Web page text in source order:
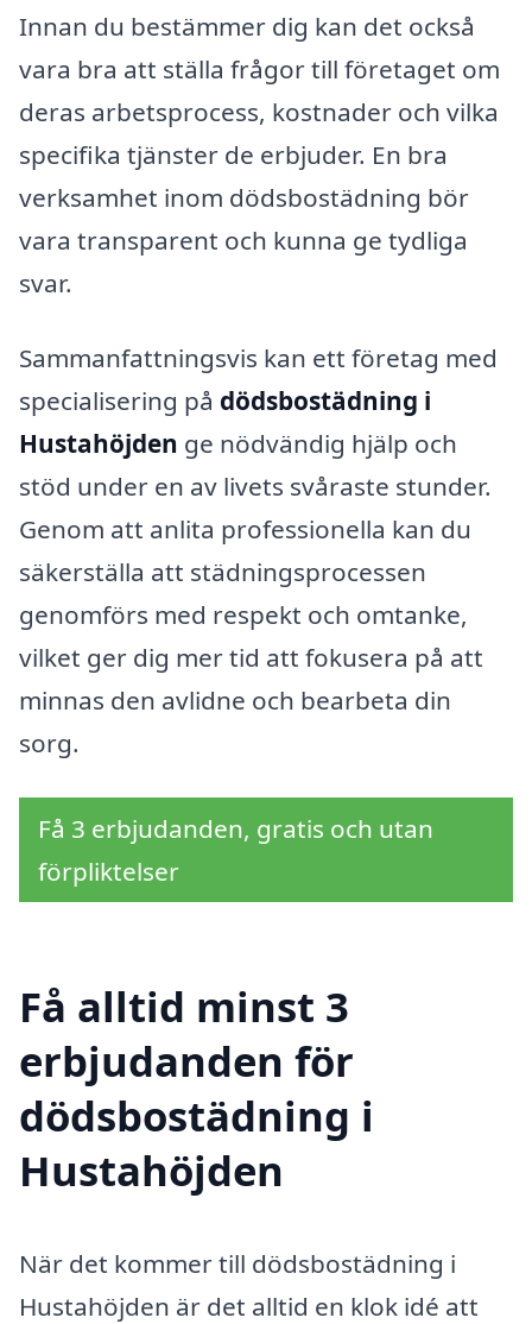
Innan du bestämmer dig kan det också
vara bra att ställa frågor till företaget om
deras arbetsprocess, kostnader och vilka
specifika tjänster de erbjuder. En bra
verksamhet inom dödsbostädning bör
vara transparent och kunna ge tydliga
svar.
Sammanfattningsvis kan ett företag med
specialisering på dödsbostädning i
Hustahöjden ge nödvändig hjälp och
stöd under en av livets svåraste stunder.
Genom att anlita professionella kan du
säkerställa att städningsprocessen
genomförs med respekt och omtanke,
vilket ger dig mer tid att fokusera på att
minnas den avlidne och bearbeta din
sorg.
Få 3 erbjudanden, gratis och utan
förpliktelser
Få alltid minst 3
erbjudanden för
dödsbostädning i
Hustahöjden
När det kommer till dödsbostädning i
Hustahöjden är det alltid en klok idé att